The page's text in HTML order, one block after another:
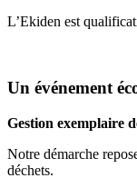
L’Ekiden est
Un événement
Gestion exemplaire
Notre démarche
déchets.